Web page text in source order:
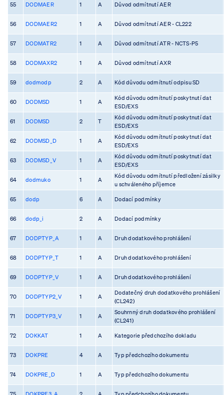
55 DODMAER 1 A Důvod odmítnutí AER
56 DODMAER2 1 A Důvod odmítnutí AER - CL222
57 DODMATR2 1 A Důvod odmítnutí ATR - NCTS-P5
58 DODMAXR2 1 A Důvod odmítnutí AXR
59 dodmodp 2 A Kód důvodu odmítnutí odpisu SD
60 DODMSD 1 A
Kód důvodu odmítnutí poskytnutí dat
ESD/EXS
61 DODMSD 2 T
Kód důvodu odmítnutí poskytnutí dat
ESD/EXS
62 DODMSD_D 1 A
Kód důvodu odmítnutí poskytnutí dat
ESD/EXS
63 DODMSD_V 1 A
Kód důvodu odmítnutí poskytnutí dat
ESD/EXS
64 dodmuko 1 A
Kód důvodu odmítnutí předložení zásilky
u schváleného příjemce
65 dodp 6 A Dodací podmínky
66 dodp_i 2 A Dodací podmínky
67 DODPTYP_A 1 A Druh dodatkového prohlášení
68 DODPTYP_T 1 A Druh dodatkového prohlášení
69 DODPTYP_V 1 A Druh dodatkového prohlášení
70 DODPTYP2_V 1 A
Dodatečný druh dodatkového prohlášení
(CL242)
71 DODPTYP3_V 1 A
Souhrnný druh dodatkového prohlášení
(CL241)
72 DOKKAT 1 A Kategorie předchozího dokladu
73 DOKPRE 4 A Typ předchozího dokumentu
74 DOKPRE_D 1 A Typ předchozího dokumentu